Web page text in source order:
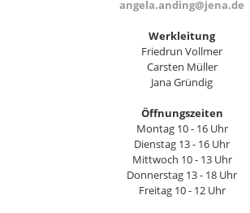
angela.anding@jena.de
Werkleitung
Friedrun Vollmer
Carsten Müller
Jana Gründig
Öffnungszeiten
Montag 10 - 16 Uhr
Dienstag 13 - 16 Uhr
Mittwoch 10 - 13 Uhr
Donnerstag 13 - 18 Uhr
Freitag 10 - 12 Uhr